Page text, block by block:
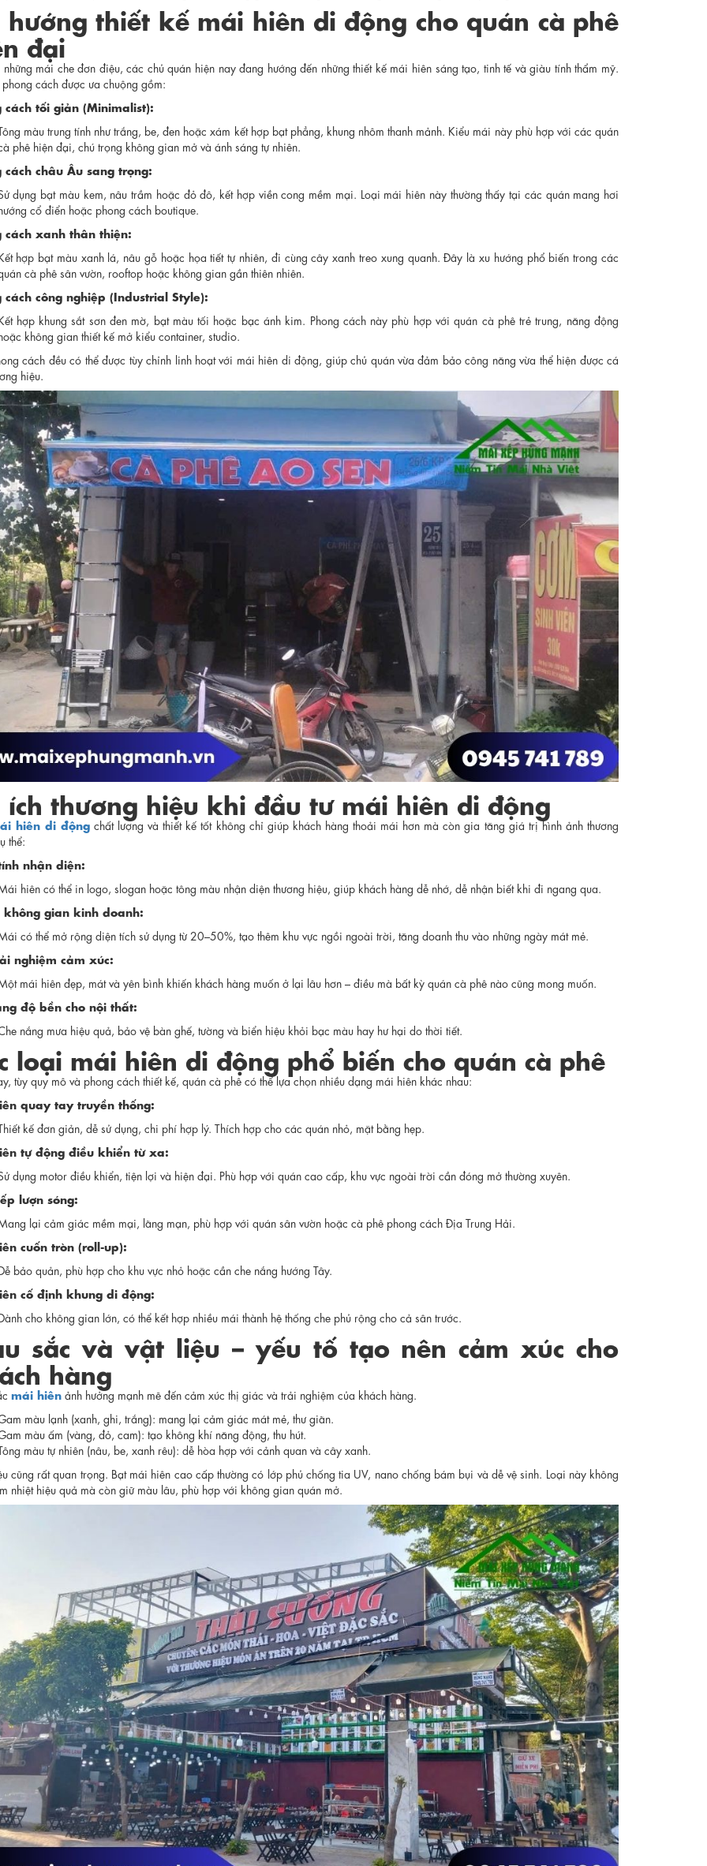
hướng thiết kế mái hiên di động cho quán cà phê
đại
những mái che đơn điệu, các chủ quán hiện nay đang hướng đến những thiết kế mái hiên sáng tạo, tinh tế và giàu tính thẩm mỹ.
cách được ưa chuộng gồm:
cách tối giản (Minimalist):
màu trung tính như trắng, be, đen hoặc xám kết hợp bạt phẳng, khung nhôm thanh mảnh. Kiểu mái này phù hợp với các quán
phê hiện đại, chú trọng không gian mở và ánh sáng tự nhiên.
cách châu Âu sang trọng:
dụng bạt màu kem, nâu trầm hoặc đỏ đô, kết hợp viền cong mềm mại. Loại mái hiên này thường thấy tại các quán mang hơi
cổ điển hoặc phong cách boutique.
cách xanh thân thiện:
hợp bạt màu xanh lá, nâu gỗ hoặc họa tiết tự nhiên, đi cùng cây xanh treo xung quanh. Đây là xu hướng phổ biến trong các
cà phê sân vườn, rooftop hoặc không gian gần thiên nhiên.
cách công nghiệp (Industrial Style):
hợp khung sắt sơn đen mờ, bạt màu tối hoặc bạc ánh kim. Phong cách này phù hợp với quán cà phê trẻ trung, năng động
không gian thiết kế mở kiểu container, studio.
cách đều có thể được tùy chỉnh linh hoạt với mái hiên di động, giúp chủ quán vừa đảm bảo công năng vừa thể hiện được cá
hiệu.
ích thương hiệu khi đầu tư mái hiên di động
hiên di độngchất lượng và thiết kế tốt không chỉ giúp khách hàng thoải mái hơn mà còn gia tăng giá trị hình ảnh thương
thể:
nhận diện:
hiên có thể in logo, slogan hoặc tông màu nhận diện thương hiệu, giúp khách hàng dễ nhớ, dễ nhận biết khi đi ngang qua.
không gian kinh doanh:
có thể mở rộng diện tích sử dụng từ 20–50%, tạo thêm khu vực ngồi ngoài trời, tăng doanh thu vào những ngày mát mẻ.
nghiệm cảm xúc:
mái hiên đẹp, mát và yên bình khiến khách hàng muốn ở lại lâu hơn – điều mà bất kỳ quán cà phê nào cũng mong muốn.
độ bền cho nội thất:
nắng mưa hiệu quả, bảo vệ bàn ghế, tường và biển hiệu khỏi bạc màu hay hư hại do thời tiết.
loại mái hiên di động phổ biến cho quán cà phê
tùy quy mô và phong cách thiết kế, quán cà phê có thể lựa chọn nhiều dạng mái hiên khác nhau:
quay tay truyền thống:
kế đơn giản, dễ sử dụng, chi phí hợp lý. Thích hợp cho các quán nhỏ, mặt bằng hẹp.
tự động điều khiển từ xa:
dụng motor điều khiển, tiện lợi và hiện đại. Phù hợp với quán cao cấp, khu vực ngoài trời cần đóng mở thường xuyên.
lượn sóng:
lại cảm giác mềm mại, lãng mạn, phù hợp với quán sân vườn hoặc cà phê phong cách Địa Trung Hải.
cuốn tròn (roll-up):
bảo quản, phù hợp cho khu vực nhỏ hoặc cần che nắng hướng Tây.
cố định khung di động:
cho không gian lớn, có thể kết hợp nhiều mái thành hệ thống che phủ rộng cho cả sân trước.
sắc và vật liệu – yếu tố tạo nên cảm xúc cho
hàng
mái hiênảnh hưởng mạnh mẽ đến cảm xúc thị giác và trải nghiệm của khách hàng.
màu lạnh (xanh, ghi, trắng): mang lại cảm giác mát mẻ, thư giãn.
màu ấm (vàng, đỏ, cam): tạo không khí năng động, thu hút.
màu tự nhiên (nâu, be, xanh rêu): dễ hòa hợp với cảnh quan và cây xanh.
cũng rất quan trọng. Bạt mái hiên cao cấp thường có lớp phủ chống tia UV, nano chống bám bụi và dễ vệ sinh. Loại này không
nhiệt hiệu quả mà còn giữ màu lâu, phù hợp với không gian quán mở.